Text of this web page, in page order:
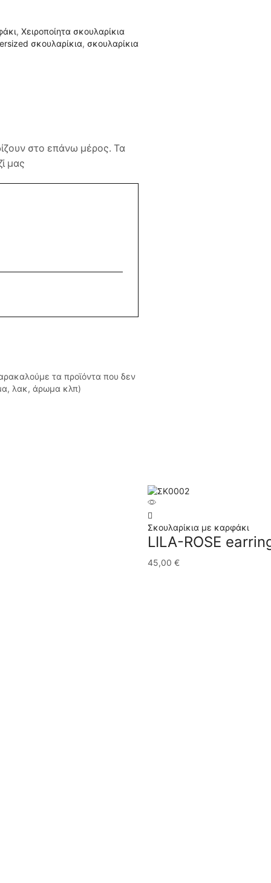
, Χειροποίητα σκουλαρίκια
σκουλαρίκια, σκουλαρίκια
στο επάνω μέρος. Τα
μας
τα προϊόντα που δεν
λακ, άρωμα κλπ)
Σκουλαρίκια με καρφάκι
LILA-ROSE
45,00 €